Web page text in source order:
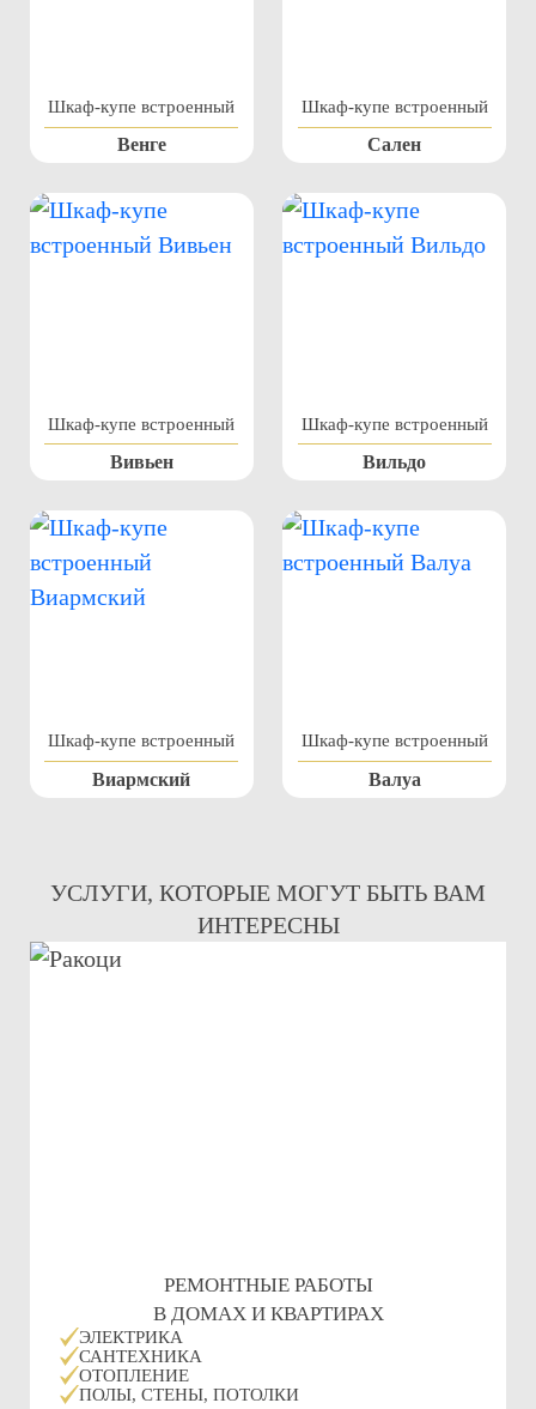
Шкаф-купе встроенный
Венге
Шкаф-купе встроенный
Сален
Шкаф-купе встроенный
Вивьен
Шкаф-купе встроенный
Вильдо
Шкаф-купе встроенный
Виармский
Шкаф-купе встроенный
Валуа
УСЛУГИ, КОТОРЫЕ МОГУТ БЫТЬ ВАМ
ИНТЕРЕСНЫ
РЕМОНТНЫЕ РАБОТЫ
В ДОМАХ И КВАРТИРАХ
ЭЛЕКТРИКА
САНТЕХНИКА
ОТОПЛЕНИЕ
ПОЛЫ, СТЕНЫ, ПОТОЛКИ